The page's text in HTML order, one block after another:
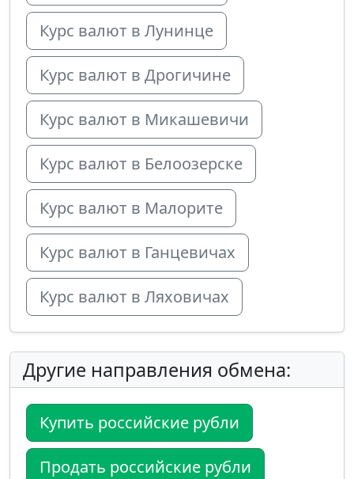
Курс валют в Лунинце
Курс валют в Дрогичине
Курс валют в Микашевичи
Курс валют в Белоозерске
Курс валют в Малорите
Курс валют в Ганцевичах
Курс валют в Ляховичах
Другие направления обмена:
Купить российские рубли
Продать российские рубли